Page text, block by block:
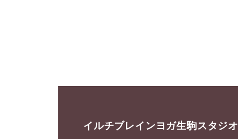
イルチブレインヨガ生駒スタジオ